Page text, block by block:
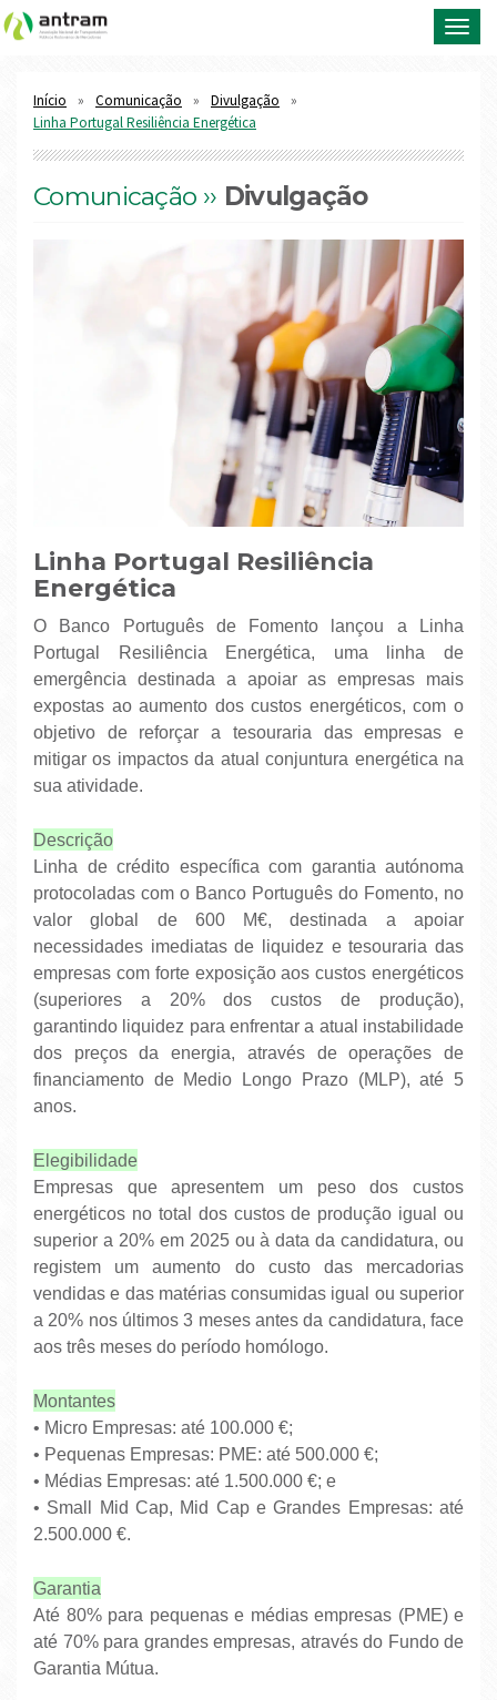
Início Comunicação
Divulgação
Linha Portugal Resiliência Energética
Comunicação ›› Divulgação
Linha Portugal Resiliência
Energética
O Banco Português de Fomento lançou a Linha
Portugal Resiliência Energética, uma linha de
emergência destinada a apoiar as empresas mais
expostas ao aumento dos custos energéticos, com o
objetivo de reforçar a tesouraria das empresas e
mitigar os impactos da atual conjuntura energética na
sua atividade.
Descrição
Linha de crédito específica com garantia autónoma
protocoladas com o Banco Português do Fomento, no
valor global de 600 M€, destinada a apoiar
necessidades imediatas de liquidez e tesouraria das
empresas com forte exposição aos custos energéticos
(superiores a 20% dos custos de produção),
garantindo liquidez para enfrentar a atual instabilidade
dos preços da energia, através de operações de
financiamento de Medio Longo Prazo (MLP), até 5
anos.
Elegibilidade
Empresas que apresentem um peso dos custos
energéticos no total dos custos de produção igual ou
superior a 20% em 2025 ou à data da candidatura, ou
registem um aumento do custo das mercadorias
vendidas e das matérias consumidas igual ou superior
a 20% nos últimos 3 meses antes da candidatura, face
aos três meses do período homólogo.
Montantes
• Micro Empresas: até 100.000 €;
• Pequenas Empresas: PME: até 500.000 €;
• Médias Empresas: até 1.500.000 €; e
• Small Mid Cap, Mid Cap e Grandes Empresas: até
2.500.000 €.
Garantia
Até 80% para pequenas e médias empresas (PME) e
até 70% para grandes empresas, através do Fundo de
Garantia Mútua.